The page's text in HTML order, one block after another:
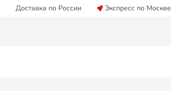
Доставка по России Экспресс по Москве